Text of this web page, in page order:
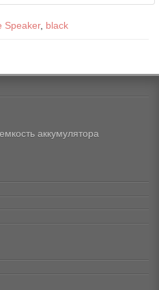
Speaker, black
аккумулятора